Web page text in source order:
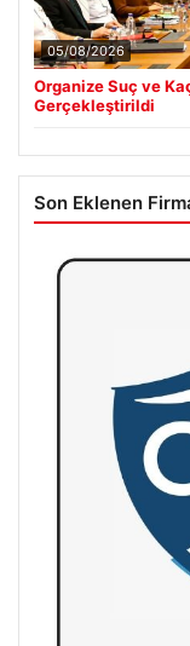
05/08/2026
Organize Suç ve
Gerçekleştirildi
Son Eklenen